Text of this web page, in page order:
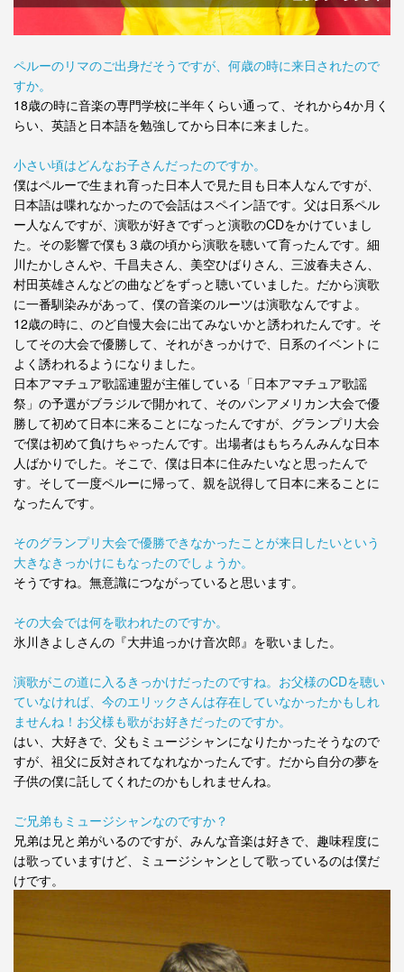
ペルーのリマのご出身だそうですが、何歳の時に来日されたので
すか。
18歳の時に音楽の専門学校に半年くらい通って、それから4か月く
らい、英語と日本語を勉強してから日本に来ました。
小さい頃はどんなお子さんだったのですか。
僕はペルーで生まれ育った日本人で見た目も日本人なんですが、
日本語は喋れなかったので会話はスペイン語です。父は日系ペル
ー人なんですが、演歌が好きでずっと演歌のCDをかけていまし
た。その影響で僕も３歳の頃から演歌を聴いて育ったんです。細
川たかしさんや、千昌夫さん、美空ひばりさん、三波春夫さん、
村田英雄さんなどの曲などをずっと聴いていました。だから演歌
に一番馴染みがあって、僕の音楽のルーツは演歌なんですよ。
12歳の時に、のど自慢大会に出てみないかと誘われたんです。そ
してその大会で優勝して、それがきっかけで、日系のイベントに
よく誘われるようになりました。
日本アマチュア歌謡連盟が主催している「日本アマチュア歌謡
祭」の予選がブラジルで開かれて、そのパンアメリカン大会で優
勝して初めて日本に来ることになったんですが、グランプリ大会
で僕は初めて負けちゃったんです。出場者はもちろんみんな日本
人ばかりでした。そこで、僕は日本に住みたいなと思ったんで
す。そして一度ペルーに帰って、親を説得して日本に来ることに
なったんです。
そのグランプリ大会で優勝できなかったことが来日したいという
大きなきっかけにもなったのでしょうか。
そうですね。無意識につながっていると思います。
その大会では何を歌われたのですか。
氷川きよしさんの『大井追っかけ音次郎』を歌いました。
演歌がこの道に入るきっかけだったのですね。お父様のCDを聴い
ていなければ、今のエリックさんは存在していなかったかもしれ
ませんね！お父様も歌がお好きだったのですか。
はい、大好きで、父もミュージシャンになりたかったそうなので
すが、祖父に反対されてなれなかったんです。だから自分の夢を
子供の僕に託してくれたのかもしれませんね。
ご兄弟もミュージシャンなのですか？
兄弟は兄と弟がいるのですが、みんな音楽は好きで、趣味程度に
は歌っていますけど、ミュージシャンとして歌っているのは僕だ
けです。